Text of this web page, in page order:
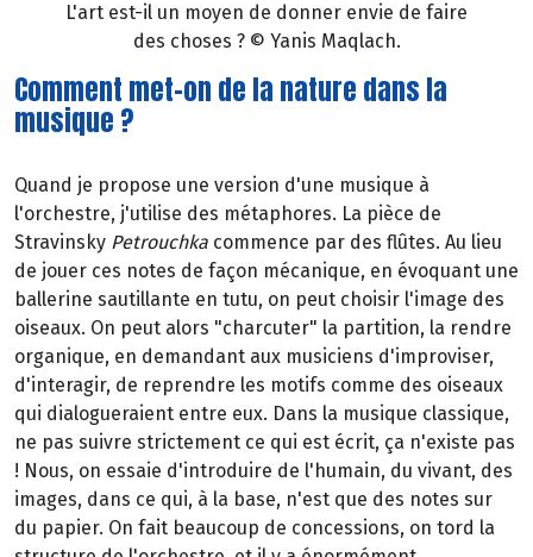
L'art est-il un moyen de donner envie de faire
des choses ? © Yanis Maqlach.
Comment met-on de la nature dans la
musique ?
Quand je propose une version d'une musique à
l'orchestre, j'utilise des métaphores. La pièce de
Stravinsky Petrouchka commence par des flûtes. Au lieu
de jouer ces notes de façon mécanique, en évoquant une
ballerine sautillante en tutu, on peut choisir l'image des
oiseaux. On peut alors "charcuter" la partition, la rendre
organique, en demandant aux musiciens d'improviser,
d'interagir, de reprendre les motifs comme des oiseaux
qui dialogueraient entre eux. Dans la musique classique,
ne pas suivre strictement ce qui est écrit, ça n'existe pas
! Nous, on essaie d'introduire de l'humain, du vivant, des
images, dans ce qui, à la base, n'est que des notes sur
du papier. On fait beaucoup de concessions, on tord la